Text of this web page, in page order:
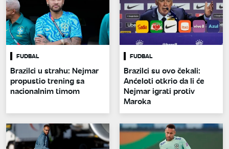
FUDBAL
Brazilci u strahu: Nejmar
propustio trening sa
nacionalnim timom
FUDBAL
Brazilci su ovo čekali:
Anćeloti otkrio da li će
Nejmar igrati protiv
Maroka